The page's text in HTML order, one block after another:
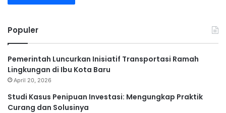
Populer
Pemerintah Luncurkan Inisiatif Transportasi Ramah
Lingkungan di Ibu Kota Baru
April 20, 2026
Studi Kasus Penipuan Investasi: Mengungkap Praktik
Curang dan Solusinya